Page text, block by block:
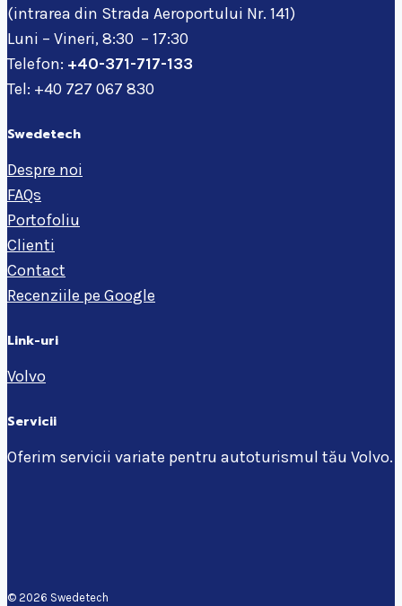
(intrarea din Strada Aeroportului Nr. 141)
Luni – Vineri, 8:30 – 17:30
Telefon: +40-371-717-133
Tel: +40 727 067 830
Swedetech
Despre noi
FAQs
Portofoliu
Clienti
Contact
Recenziile pe Google
Link-uri
Volvo
Servicii
Oferim servicii variate pentru autoturismul tău Volvo.
© 2026 Swedetech